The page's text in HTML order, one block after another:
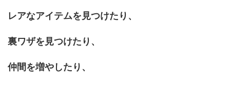
レアなアイテムを見つけたり、
裏ワザを見つけたり、
仲間を増やしたり、